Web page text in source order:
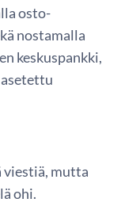
osto-
nostamalla
keskuspankki,
mutta
ohi.